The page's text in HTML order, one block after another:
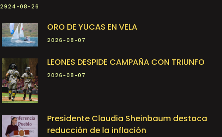
2924-08-26
ORO DE YUCAS EN VELA
2026-08-07
LEONES DESPIDE CAMPAÑA CON TRIUNFO
2026-08-07
Presidente Claudia Sheinbaum destaca
reducción de la inflación